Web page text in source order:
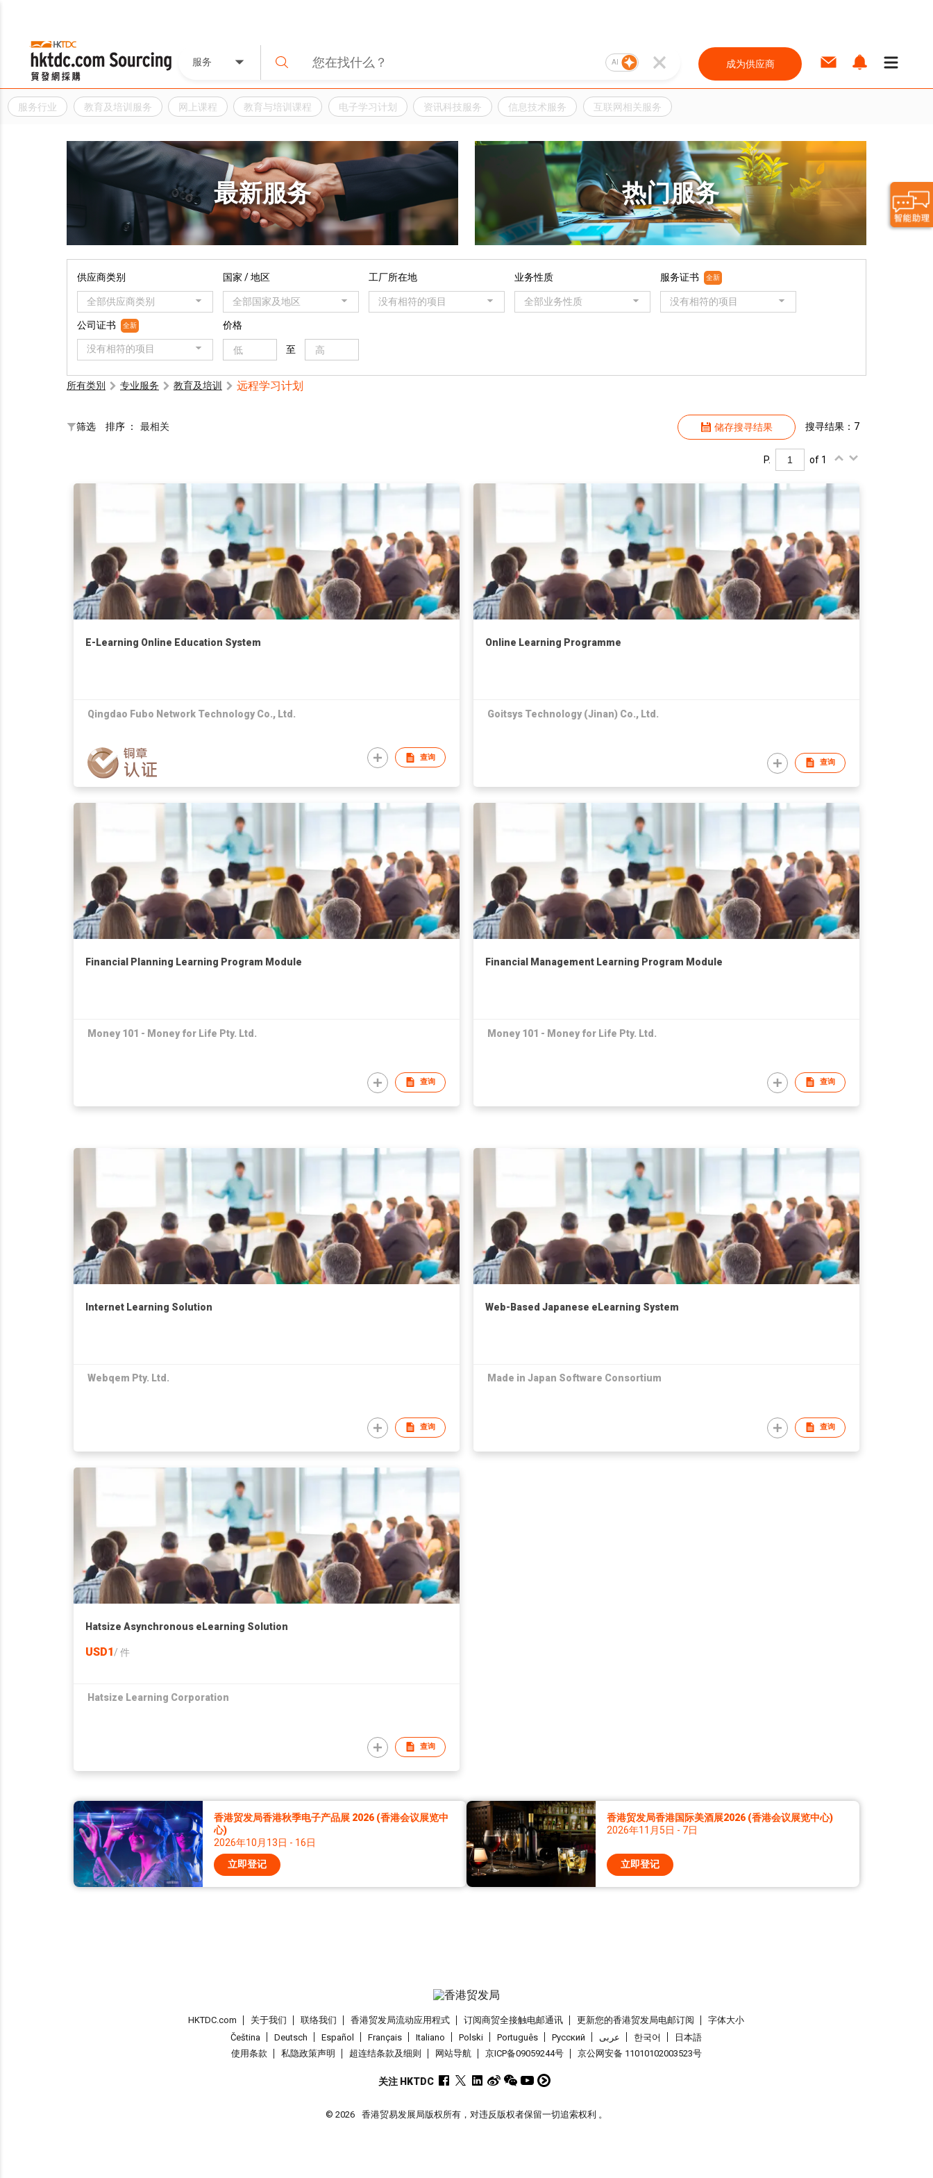
服务 AI 成为供应商
服务行业 教育及培训服务 网上课程 教育与培训课程 电子学习计划 资讯科技服务 信息技术服务 互联网相关服务
最新服务 热门服务
供应商类别
全部供应商类别
国家 / 地区
全部国家及地区
工厂所在地
没有相符的项目
业务性质
全部业务性质
服务证书 全新
没有相符的项目
公司证书 全新
没有相符的项目
价格
至
所有类別 专业服务 教育及培训 远程学习计划
筛选 排序 ： 最相关 储存搜寻结果 搜寻结果：7
P. of 1
E-Learning Online Education System
Qingdao Fubo Network Technology Co., Ltd.
查询
Online Learning Programme
Goitsys Technology (Jinan) Co., Ltd.
查询
Financial Planning Learning Program Module
Money 101 - Money for Life Pty. Ltd.
查询
Financial Management Learning Program Module
Money 101 - Money for Life Pty. Ltd.
查询
Internet Learning Solution
Webqem Pty. Ltd.
查询
Web-Based Japanese eLearning System
Made in Japan Software Consortium
查询
Hatsize Asynchronous eLearning Solution
USD1/ 件
Hatsize Learning Corporation
查询
香港贸发局香港秋季电子产品展 2026 (香港会议展览中
心)
2026年10月13日 - 16日
立即登记
香港贸发局香港国际美酒展2026 (香港会议展览中心)
2026年11月5日 - 7日
立即登记
HKTDC.com 关于我们 联络我们 香港贸发局流动应用程式 订阅商贸全接触电邮通讯 更新您的香港贸发局电邮订阅
字体大小
Čeština
Deutsch Español Français Italiano Polski Português Pусский عربى 한국어
日本語
使用条款
私隐政策声明 超连结条款及细则 网站导航 京ICP备09059244号 京公网安备 11010102003523号
关注 HKTDC
© 2026 香港贸易发展局版权所有，对违反版权者保留一切追索权利 。